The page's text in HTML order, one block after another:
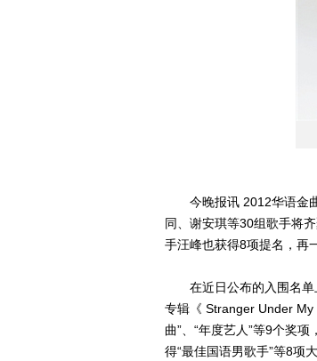
今晚报讯 2012华语金曲
同、谢安琪等30组歌手将
手汪峰也获得8项提名，再
在近日公布的入围名单
专辑《 Stranger Under My
曲”、“年度艺人”等9个奖
得“最佳国语男歌手”等8项